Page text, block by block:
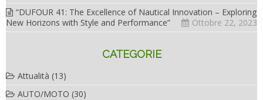
“DUFOUR 41: The Excellence of Nautical Innovation – Exploring
New Horizons with Style and Performance”
Ottobre 22, 2023
CATEGORIE
Attualità (13)
AUTO/MOTO (30)